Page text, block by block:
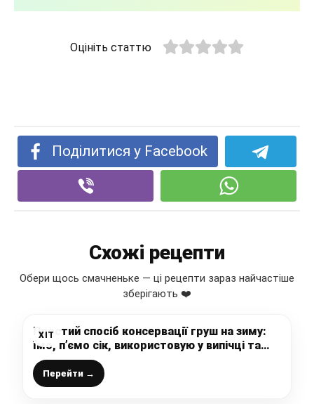
Оцініть статтю
Поділитися у Facebook
Схожі рецепти
Обери щось смачненьке — ці рецепти зараз найчастіше
зберігають ❤️
ХІТ
Простий спосіб консервації груш на зиму:
їмо, п’ємо сік, використовую у випічці та
пригощаю гостей (хто пробує – просить
рецепт)
Перейти →